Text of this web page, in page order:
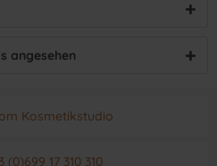
angesehen
Kosmetikstudio
- Österreich
(0)699 17 310 310